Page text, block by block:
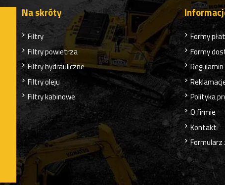
Na skróty
Filtry
Filtry powietrza
Filtry hydrauliczne
Filtry oleju
Filtry kabinowe
Formy
Formy
Polityka
O firmie
Kontakt